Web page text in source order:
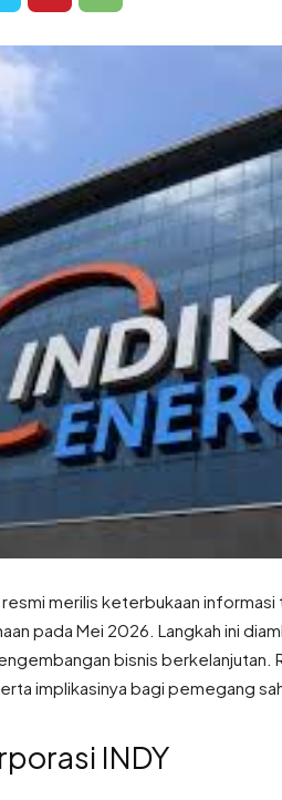
resmi merilis keterbukaan
pada Mei 2026. Langkah ini
bisnis berkelanjutan.
implikasinya bagi pemegang
INDY